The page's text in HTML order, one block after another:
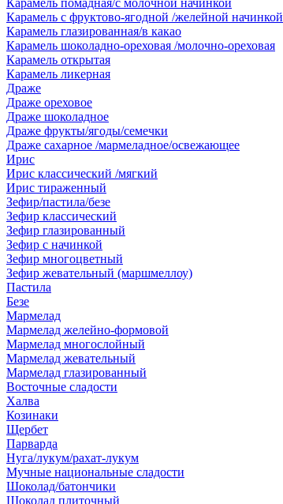
Карамель помадная/с молочной начинкой
Карамель с фруктово-ягодной /желейной начинкой
Карамель глазированная/в какао
Карамель шоколадно-ореховая /молочно-ореховая
Карамель открытая
Карамель ликерная
Драже
Драже ореховое
Драже шоколадное
Драже фрукты/ягоды/семечки
Драже сахарное /мармеладное/освежающее
Ирис
Ирис классический /мягкий
Ирис тираженный
Зефир/пастила/безе
Зефир классический
Зефир глазированный
Зефир с начинкой
Зефир многоцветный
Зефир жевательный (маршмеллоу)
Пастила
Безе
Мармелад
Мармелад желейно-формовой
Мармелад многослойный
Мармелад жевательный
Мармелад глазированный
Восточные сладости
Халва
Козинаки
Щербет
Парварда
Нуга/лукум/рахат-лукум
Мучные национальные сладости
Шоколад/батончики
Шоколад плиточный